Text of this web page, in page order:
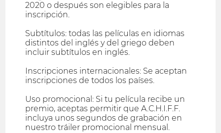
2020 o después son elegibles para la
inscripción.
Subtítulos: todas las películas en idiomas
distintos del inglés y del griego deben
incluir subtítulos en inglés.
Inscripciones internacionales: Se aceptan
inscripciones de todos los países.
Uso promocional: Si tu película recibe un
premio, aceptas permitir que A.C.H.I.F.F.
incluya unos segundos de grabación en
nuestro tráiler promocional mensual.